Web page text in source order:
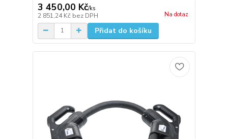
3 450,00 Kč/ks
2 851,24 Kč bez DPH Na dotaz
Přidat do košíku